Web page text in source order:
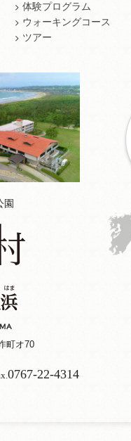
体験プログラム
ウォーキングコース
ツアー
園
町オ70
0767-22-4314